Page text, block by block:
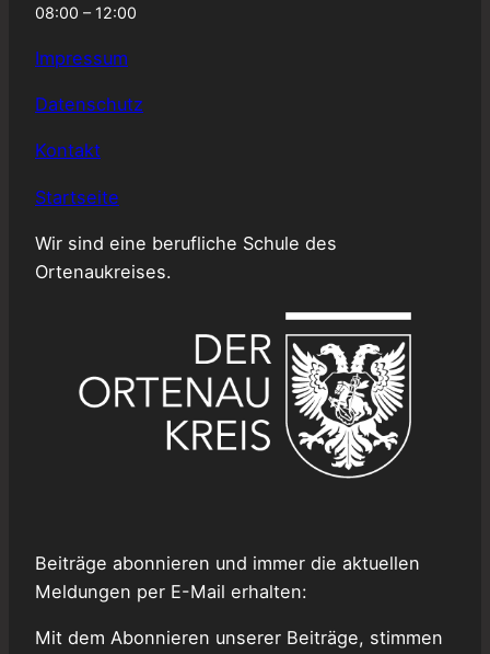
08:00 – 12:00
Impressum
Datenschutz
Kontakt
Startseite
Wir sind eine berufliche Schule des
Ortenaukreises.
Beiträge abonnieren und immer die aktuellen
Meldungen per E-Mail erhalten:
Mit dem Abonnieren unserer Beiträge, stimmen